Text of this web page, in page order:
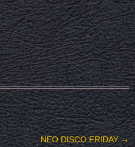
NEO DISCO FRIDAY→